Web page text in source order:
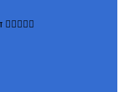
 דורג 5 מתוך 5